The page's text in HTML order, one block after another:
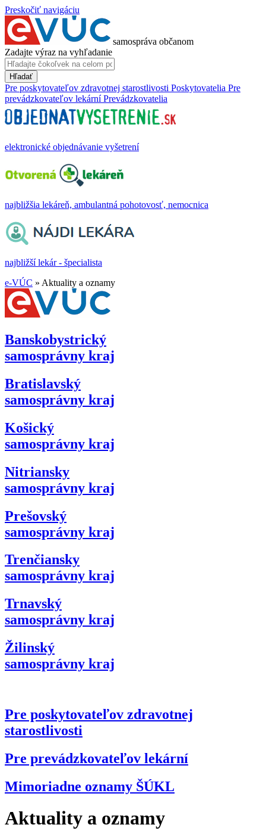
Preskočiť navigáciu
samospráva občanom
Zadajte výraz na vyhľadanie
Hľadať
Pre poskytovateľov zdravotnej starostlivosti Poskytovatelia Pre
prevádzkovateľov lekární Prevádzkovatelia
elektronické objednávanie vyšetrení
najbližšia lekáreň, ambulantná pohotovosť, nemocnica
najbližší lekár - špecialista
e-VÚC » Aktuality a oznamy
Banskobystrický
samosprávny kraj
Bratislavský
samosprávny kraj
Košický
samosprávny kraj
Nitriansky
samosprávny kraj
Prešovský
samosprávny kraj
Trenčiansky
samosprávny kraj
Trnavský
samosprávny kraj
Žilinský
samosprávny kraj
Pre poskytovateľov zdravotnej
starostlivosti
Pre prevádzkovateľov lekární
Mimoriadne oznamy ŠÚKL
Aktuality a oznamy